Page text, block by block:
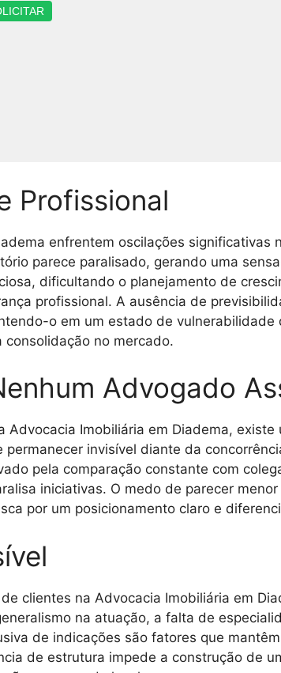
Profissional
enfrentem oscilações significativas
parece paralisado, gerando uma
dificultando o planejamento de
profissional. A ausência de
o em um estado de
no mercado.
Advogado
Imobiliária em Diadema,
invisível diante da
pela comparação constante com
iniciativas. O medo de parecer
por um posicionamento claro e
clientes na Advocacia Imobiliária em
na atuação, a falta de
de indicações são fatores que
de estrutura impede a construção de